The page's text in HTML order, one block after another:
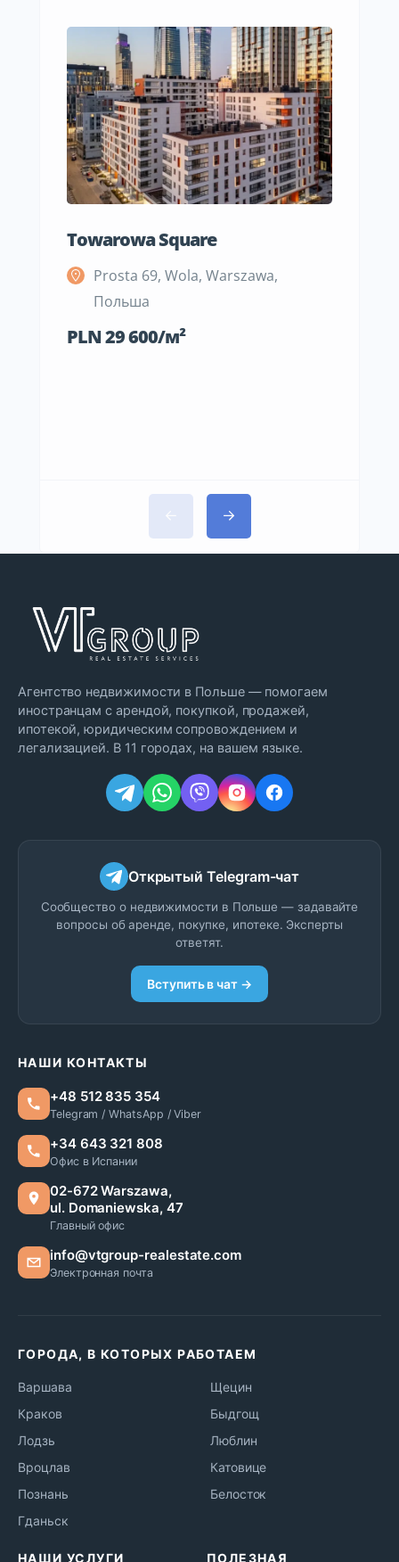
Towarowa Square
Prosta 69, Wola, Warszawa,
Польша
PLN 29 600/м²
Агентство недвижимости в Польше — помогаем
иностранцам с арендой, покупкой, продажей,
ипотекой, юридическим сопровождением и
легализацией. В 11 городах, на вашем языке.
Открытый Telegram-чат
Сообщество о недвижимости в Польше — задавайте
вопросы об аренде, покупке, ипотеке. Эксперты
ответят.
Вступить в чат →
НАШИ КОНТАКТЫ
+48 512 835 354
Telegram / WhatsApp / Viber
+34 643 321 808
Офис в Испании
02-672 Warszawa,
ul. Domaniewska, 47
Главный офис
info@vtgroup-realestate.com
Электронная почта
ГОРОДА, В КОТОРЫХ РАБОТАЕМ
Варшава
Краков
Лодзь
Вроцлав
Познань
Гданьск
Щецин
Быдгощ
Люблин
Катовице
Белосток
НАШИ УСЛУГИ ПОЛЕЗНАЯ